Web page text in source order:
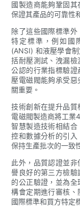
國製造商能夠鞏固
保證其產品的可靠性
除了這些國際標準
特定標準，例如國
(ANSI) 和液壓學會
括耐壓測試、洩漏
公認的行業指標驗
壓電磁閥能夠承受
關重要。
技術創新在提升品
電磁閥製造商將工業
智慧製造技術相結
控和數據分析的引
保持生產批次的一致
此外，品質認證並
譽良好的第三方檢
的公正驗證，並為
構會定期進行審核
國際標準和買方特定